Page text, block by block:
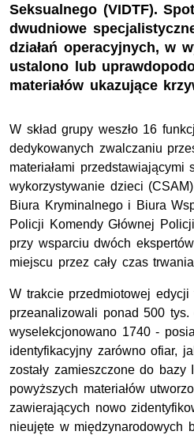
Seksualnego (VIDTF).
dwudniowe
działań operacyjnych, w
ustalono lub
materiałów ukazujące
W skład grupy weszło 16
dedykowanych zwalczaniu
materiałami przedstawiającymi
wykorzystywanie dzieci
Biura Kryminalnego i Biura
Policji Komendy Głównej
przy wsparciu dwóch
miejscu przez cały czas
W trakcie przedmiotowej edycji
przeanalizowali ponad 500 tys.
wyselekcjonowano 1740 -
identyfikacyjny zarówno ofiar,
zostały zamieszczone do bazy
powyższych materiałów
zawierających nowo
nieujęte w międzynarodowych